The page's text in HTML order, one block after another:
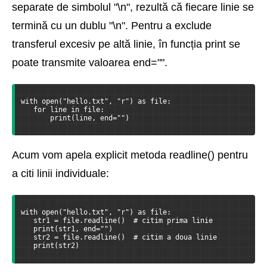
separate de simbolul "\n", rezultă că fiecare linie se
termină cu un dublu "\n". Pentru a exclude
transferul excesiv pe altă linie, în funcția print se
poate transmite valoarea end="".
with open("hello.txt", "r") as file:
for line in file:
print(line, end="")
Acum vom apela explicit metoda readline() pentru
a citi linii individuale:
with open("hello.txt", "r") as file:
str1 = file.readline()  # citim prima linie
print(str1, end="")
str2 = file.readline()  # citim a doua linie
print(str2)